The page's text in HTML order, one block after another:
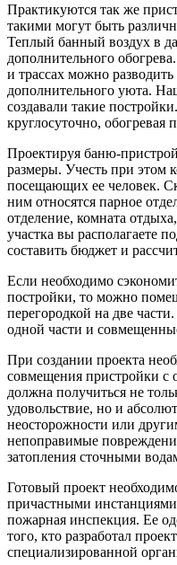
Практикуются так же
такими могут быть
Теплый банный воздух в
дополнительного
и трассах можно разводить
дополнительного уюта.
создавали такие
круглосуточно,
Проектируя баню-
размеры. Учесть при этом
посещающих ее человек.
ним относятся парное
отделение, комната
участка вы располагаете
составить бюджет и
Если необходимо
постройки, то можно
перегородкой на две
одной части и
При создании проекта
совмещения пристройки
должна получиться не
удовольствие, но и
неосторожности или
непоправимые
затопления сточными
Готовый проект
причастными
пожарная инспекция. Ее
того, кто разработал
специализированной